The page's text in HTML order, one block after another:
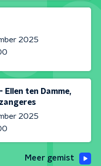
2025
Ellen ten Damme,
2025
Meer gemist